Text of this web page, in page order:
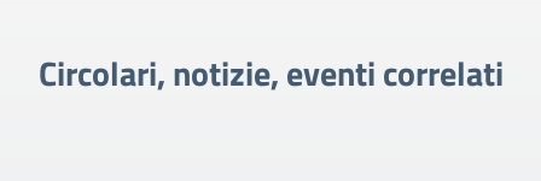
Circolari, notizie, eventi correlati